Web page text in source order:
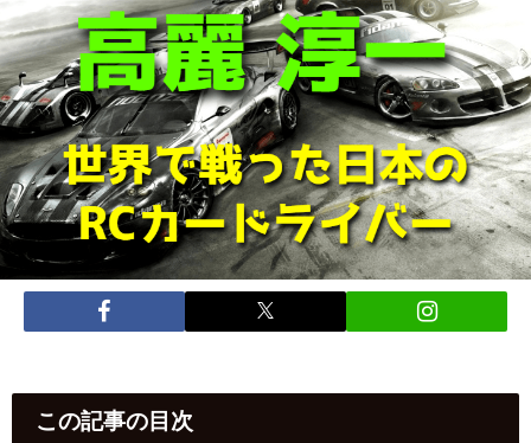
この記事の目次